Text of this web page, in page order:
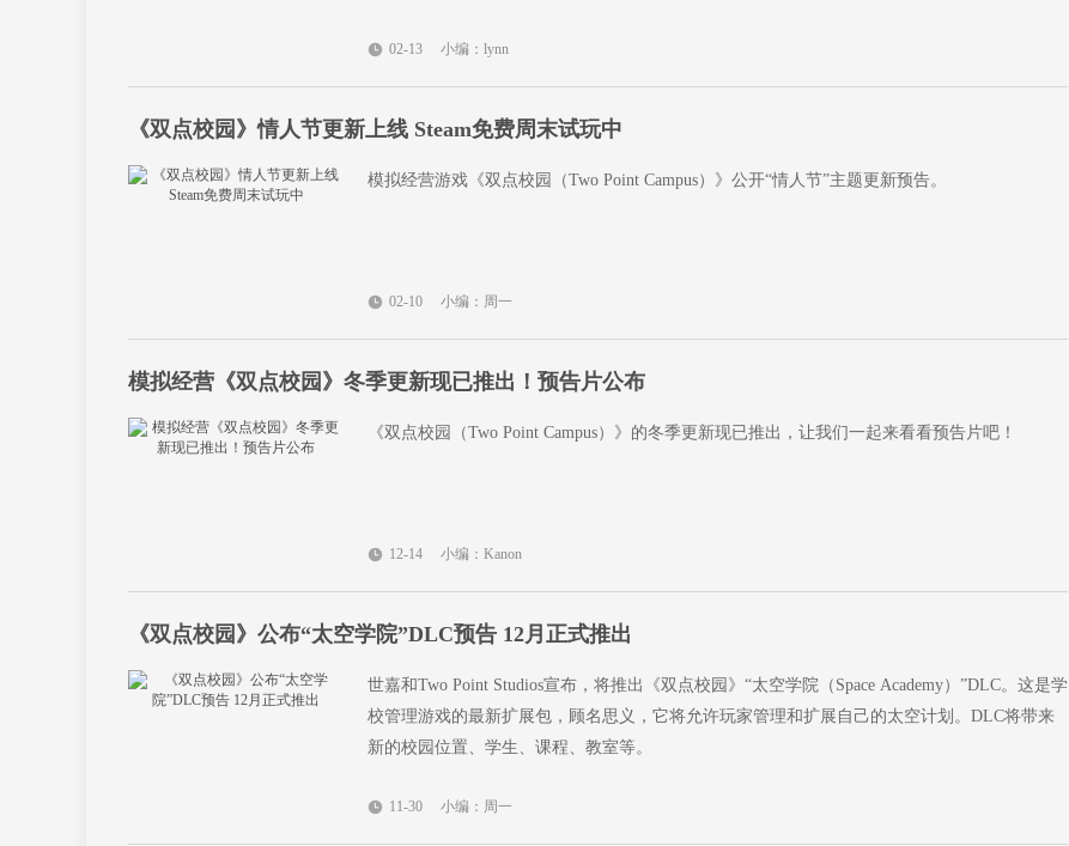
02-13 小编：lynn
《双点校园》情人节更新上线 Steam免费周末试玩中
模拟经营游戏《双点校园（Two Point Campus）》公开“情人节”主题更新预告。
02-10 小编：周一
模拟经营《双点校园》冬季更新现已推出！预告片公布
《双点校园（Two Point Campus）》的冬季更新现已推出，让我们一起来看看预告片吧！
12-14 小编：Kanon
《双点校园》公布“太空学院”DLC预告 12月正式推出
世嘉和Two Point Studios宣布，将推出《双点校园》“太空学院（Space Academy）”DLC。这是学
校管理游戏的最新扩展包，顾名思义，它将允许玩家管理和扩展自己的太空计划。DLC将带来
新的校园位置、学生、课程、教室等。
11-30 小编：周一